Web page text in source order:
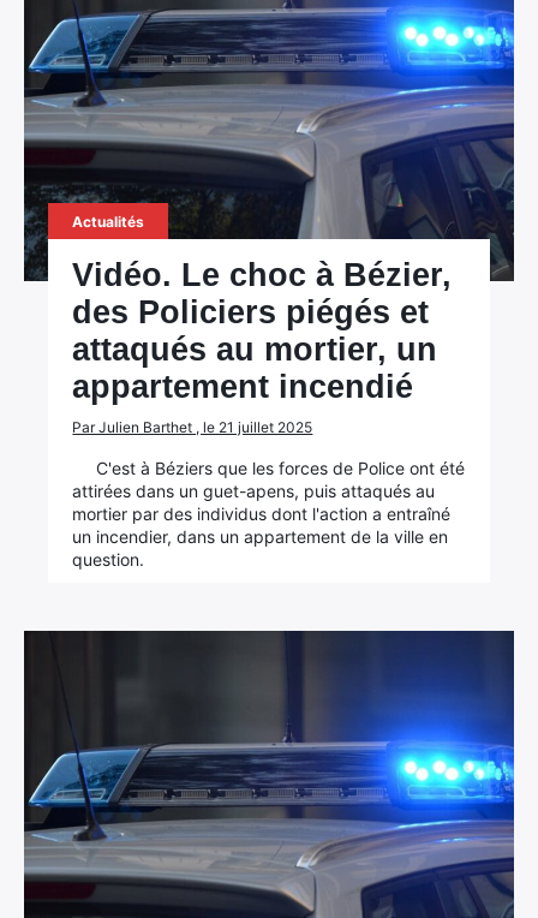
Actualités
Vidéo. Le choc à Bézier,
des Policiers piégés et
attaqués au mortier, un
appartement incendié
Par Julien Barthet , le 21 juillet 2025
C'est à Béziers que les forces de Police ont été
attirées dans un guet-apens, puis attaqués au
mortier par des individus dont l'action a entraîné
un incendier, dans un appartement de la ville en
question.